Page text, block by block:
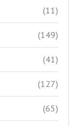
(11)
(149)
(41)
(127)
(65)